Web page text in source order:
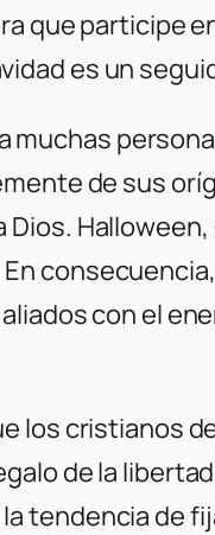
que participe
es un
de sus
con el
los cristianos
de la
tendencia de